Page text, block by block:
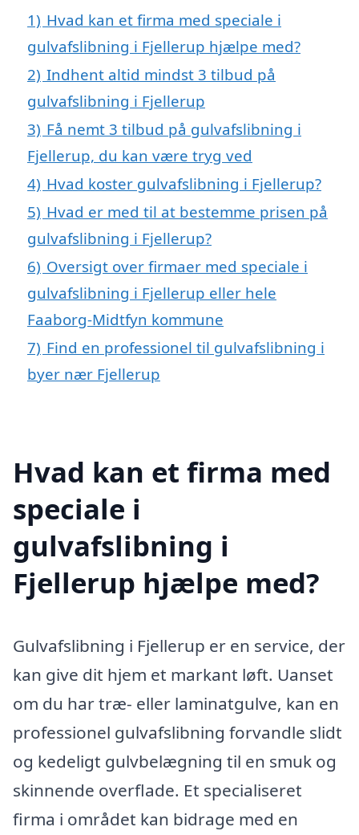
1) Hvad kan et firma med speciale i
gulvafslibning i Fjellerup hjælpe med?
2) Indhent altid mindst 3 tilbud på
gulvafslibning i Fjellerup
3) Få nemt 3 tilbud på gulvafslibning i
Fjellerup, du kan være tryg ved
4) Hvad koster gulvafslibning i Fjellerup?
5) Hvad er med til at bestemme prisen på
gulvafslibning i Fjellerup?
6) Oversigt over firmaer med speciale i
gulvafslibning i Fjellerup eller hele
Faaborg-Midtfyn kommune
7) Find en professionel til gulvafslibning i
byer nær Fjellerup
Hvad kan et firma med
speciale i
gulvafslibning i
Fjellerup hjælpe med?
Gulvafslibning i Fjellerup er en service, der
kan give dit hjem et markant løft. Uanset
om du har træ- eller laminatgulve, kan en
professionel gulvafslibning forvandle slidt
og kedeligt gulvbelægning til en smuk og
skinnende overflade. Et specialiseret
firma i området kan bidrage med en